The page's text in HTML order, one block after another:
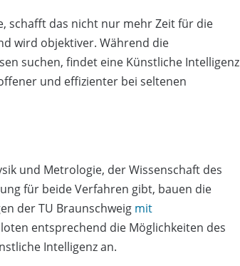
schafft das nicht nur mehr Zeit für die
wird objektiver. Während die
suchen, findet eine Künstliche Intelligenz
und effizienter bei seltenen
und Metrologie, der Wissenschaft des
für beide Verfahren gibt, bauen die
der TU Braunschweig mit
entsprechend die Möglichkeiten des
Intelligenz an.